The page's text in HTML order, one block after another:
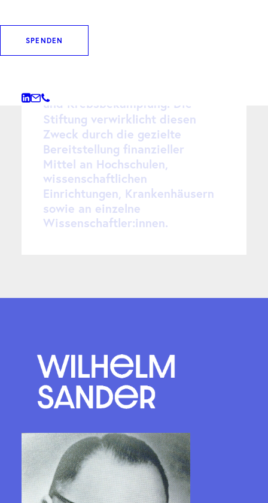
SPENDEN
Gemäß i
die
den Zwe
und Kr ebsbekämpfung. Die
Stiftung verwirklicht diesen
Zweck durch die gezielte
Bereitstellung finanzieller
Mittel an Hochschulen,
wissenschaftlichen
Einrichtungen, Krankenhäusern
sowie an einzelne
Wissenschaftler:innen.